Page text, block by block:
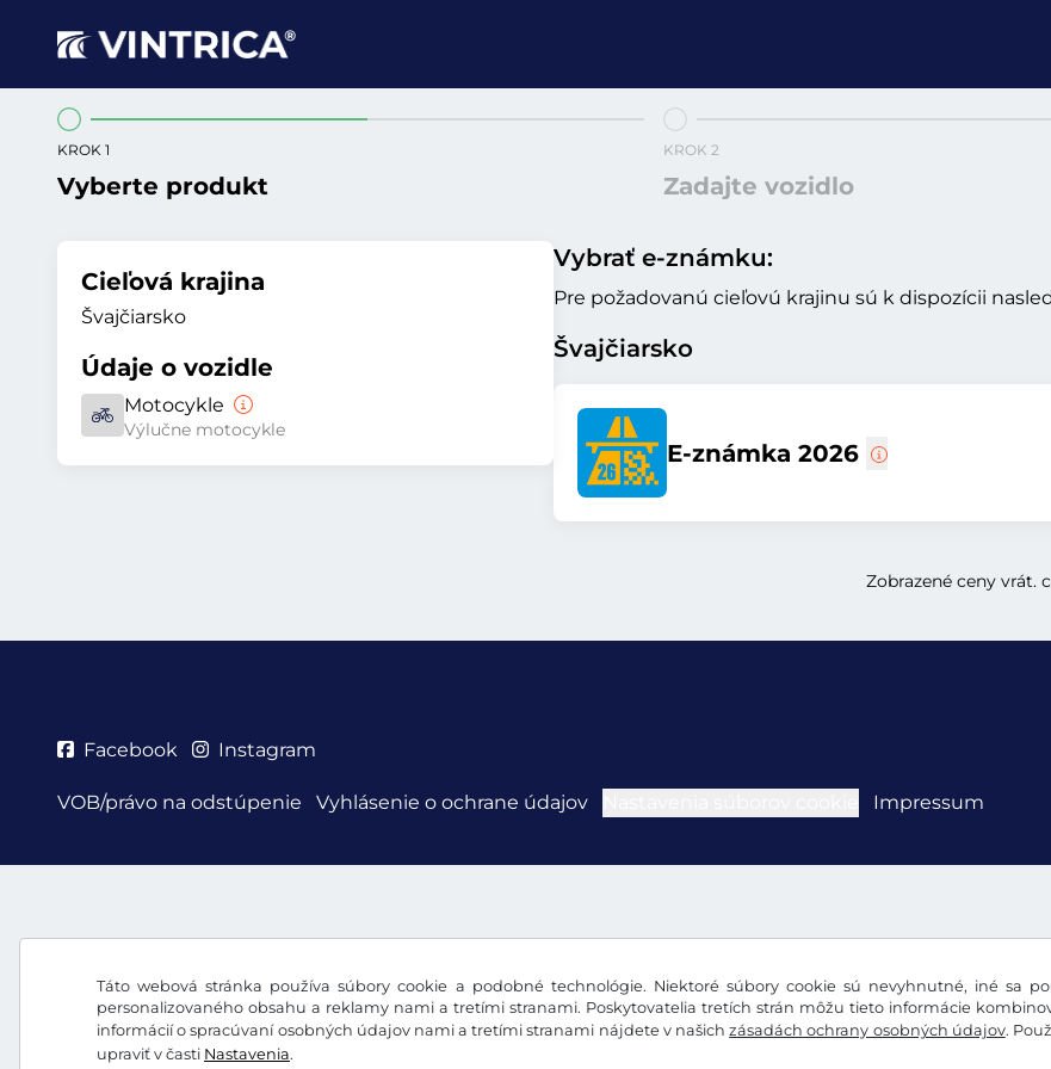
Táto webová stránka používa súbory cookie a podobné technológie. Niektoré súbory cookie sú nevyhnutné, iné sa
personalizovaného obsahu a reklamy nami a tretími stranami. Poskytovatelia tretích strán môžu tieto informácie
informácií o spracúvaní osobných údajov nami a tretími stranami nájdete v našichzásadách ochrany osobných údajov.
upraviť v časti Nastavenia.
KROK 1
Vyberte produkt
KROK 2
Zadajte vozidlo
Cieľová krajina
Švajčiarsko
Údaje o vozidle
Motocykle
Výlučne motocykle
Vybrať e-známku:
Pre požadovanú cieľovú krajinu sú k dispozícii
Švajčiarsko
E-známka 2026
Zobrazené ceny vrát.
Facebook Instagram
VOB/právo na odstúpenie Vyhlásenie o ochrane údajov Impressum